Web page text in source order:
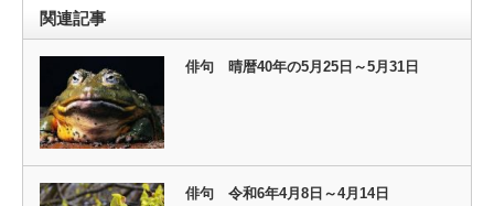
関連記事
俳句 晴暦40年の5月25日～5月31日
俳句 令和6年4月8日～4月14日